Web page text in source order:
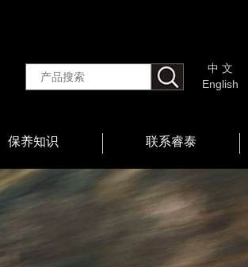
中 文
English
保养知识 联系睿泰